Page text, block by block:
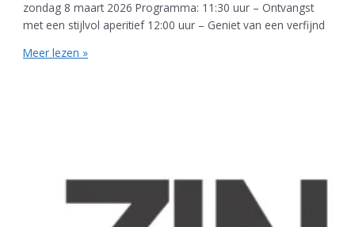
zondag 8 maart 2026 Programma: 11:30 uur – Ontvangst
met een stijlvol aperitief 12:00 uur – Geniet van een verfijnd
Meer lezen »